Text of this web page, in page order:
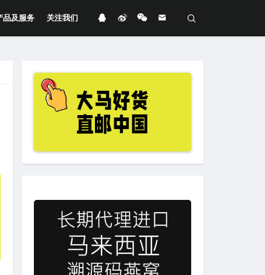
品及服务 关注我们